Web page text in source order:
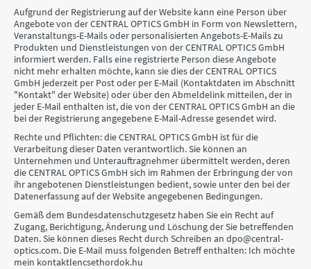
Aufgrund der Registrierung auf der Website kann eine Person über
Angebote von der CENTRAL OPTICS GmbH in Form von Newslettern,
Veranstaltungs-E-Mails oder personalisierten Angebots-E-Mails zu
Produkten und Dienstleistungen von der CENTRAL OPTICS GmbH
informiert werden. Falls eine registrierte Person diese Angebote
nicht mehr erhalten möchte, kann sie dies der CENTRAL OPTICS
GmbH jederzeit per Post oder per E-Mail (Kontaktdaten im Abschnitt
"Kontakt" der Website) oder über den Abmeldelink mitteilen, der in
jeder E-Mail enthalten ist, die von der CENTRAL OPTICS GmbH an die
bei der Registrierung angegebene E-Mail-Adresse gesendet wird.
Rechte und Pflichten: die CENTRAL OPTICS GmbH ist für die
Verarbeitung dieser Daten verantwortlich. Sie können an
Unternehmen und Unterauftragnehmer übermittelt werden, deren
die CENTRAL OPTICS GmbH sich im Rahmen der Erbringung der von
ihr angebotenen Dienstleistungen bedient, sowie unter den bei der
Datenerfassung auf der Website angegebenen Bedingungen.
Gemäß dem Bundesdatenschutzgesetz haben Sie ein Recht auf
Zugang, Berichtigung, Änderung und Löschung der Sie betreffenden
Daten. Sie können dieses Recht durch Schreiben an dpo@central-
optics.com. Die E-Mail muss folgenden Betreff enthalten: Ich möchte
mein kontaktlencsethordok.hu